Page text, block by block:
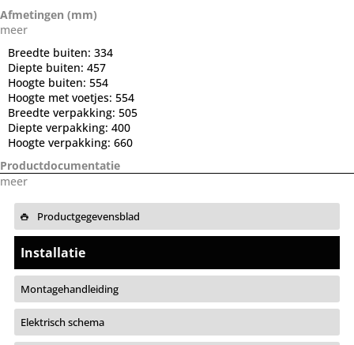
Afmetingen (mm)
meer
Breedte buiten: 334
Diepte buiten: 457
Hoogte buiten: 554
Hoogte met voetjes: 554
Breedte verpakking: 505
Diepte verpakking: 400
Hoogte verpakking: 660
Productdocumentatie
meer
Productgegevensblad
Installatie
Montagehandleiding
Elektrisch schema